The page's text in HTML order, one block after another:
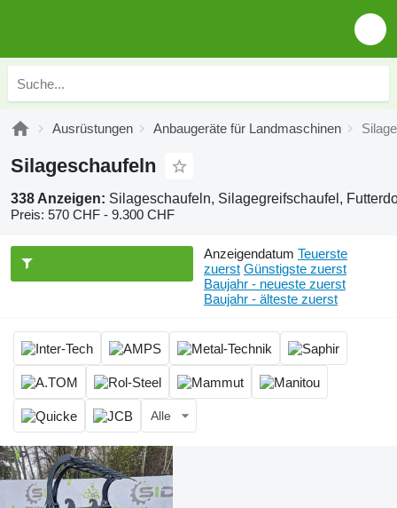
Ausrüstungen Anbaugeräte für Landmaschinen
Silageschaufeln
338 Anzeigen: Silageschaufeln, Silagegreifschaufel,
Preis: 570 CHF - 9.300 CHF
Anzeigendatum Teuerste
zuerst Günstigste zuerst
Baujahr - neueste zuerst
Baujahr - älteste zuerst
Alle